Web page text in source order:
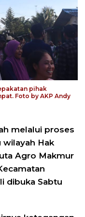
pihak
Foto by AKP Andy
melalui proses
wilayah Hak
Agro Makmur
dibuka Sabtu